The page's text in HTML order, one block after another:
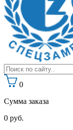
0
Сумма заказа
0 руб.